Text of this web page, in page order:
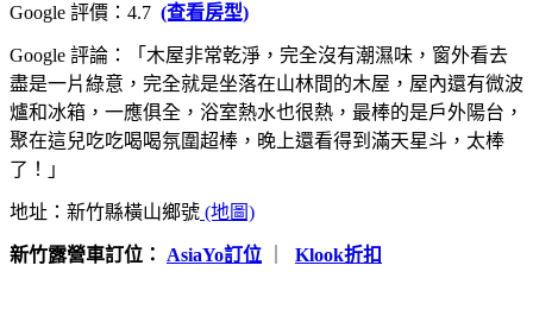
Google 評價：4.7 (查看房型)
Google 評論：「木屋非常乾淨，完全沒有潮濕味，窗外看去
盡是一片綠意，完全就是坐落在山林間的木屋，屋內還有微波
爐和冰箱，一應俱全，浴室熱水也很熱，最棒的是戶外陽台，
聚在這兒吃吃喝喝氛圍超棒，晚上還看得到滿天星斗，太棒
了！」
地址：新竹縣橫山鄉號 (地圖)
新竹露營車訂位： AsiaYo訂位 Klook折扣